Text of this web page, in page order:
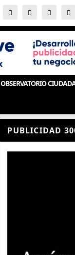
OBSERVATORIO
PUBLICIDAD